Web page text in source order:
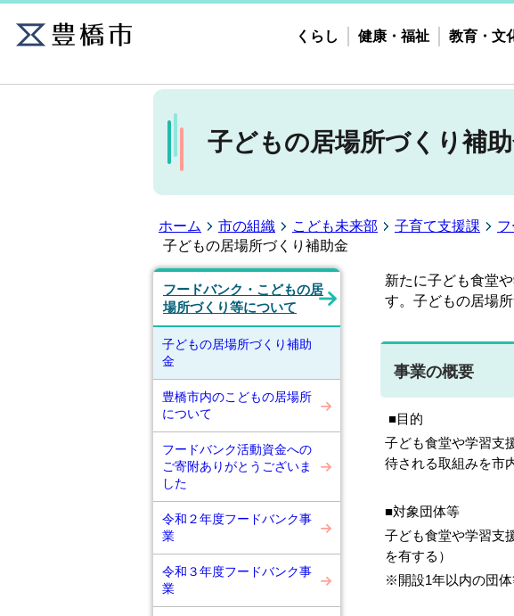
くらし 健康・福祉 教育・文
子どもの居場所づくり補
ホーム 市の組織 こども未来部 子育て支援課
子どもの居場所づくり補助金
フードバンク・こどもの居
場所づくり等について
子どもの居場所づくり補助
金
豊橋市内のこどもの居場所
について
フードバンク活動資金への
ご寄附ありがとうございま
した
令和２年度フードバンク事
業
令和３年度フードバンク事
業
新たに子ども食堂
す。子どもの居場
事業の概要
■目的
子ども食堂や学習支
待される取組みを市
■対象団体等
子ども食堂や学習支
を有する）
※開設1年以内の団